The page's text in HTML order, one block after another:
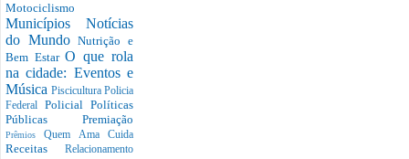
Motociclismo
Municípios Notícias
do MundoNutrição e
Bem EstarO que rola
na cidade: Eventos e
Música Piscicultura Policia
Federal Policial Políticas
Públicas Premiação
PrêmiosQuem Ama Cuida
Receitas Relacionamento